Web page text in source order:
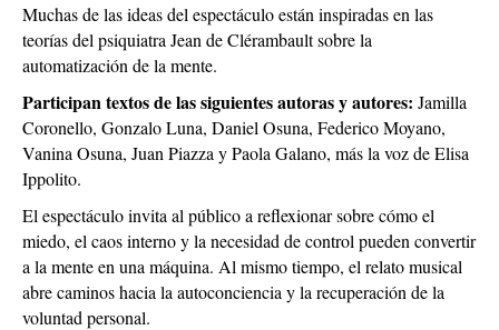
Muchas de las ideas del espectáculo están inspiradas en las
teorías del psiquiatra Jean de Clérambault sobre la
automatización de la mente.
Participan textos de las siguientes autoras y autores: Jamilla
Coronello, Gonzalo Luna, Daniel Osuna, Federico Moyano,
Vanina Osuna, Juan Piazza y Paola Galano, más la voz de Elisa
Ippolito.
El espectáculo invita al público a reflexionar sobre cómo el
miedo, el caos interno y la necesidad de control pueden convertir
a la mente en una máquina. Al mismo tiempo, el relato musical
abre caminos hacia la autoconciencia y la recuperación de la
voluntad personal.